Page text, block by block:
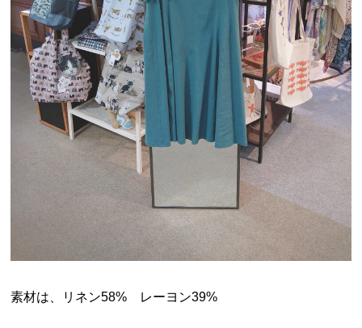
素材は、リネン58% レーヨン39%